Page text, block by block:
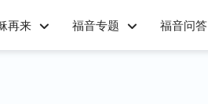
再来 福音专题 福音问答